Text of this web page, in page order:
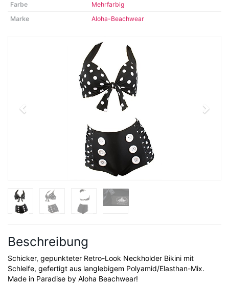
Farbe
Mehrfarbig
Marke
Aloha-Beachwear
Beschreibung
Schicker, gepunkteter Retro-Look Neckholder Bikini mit
Schleife, gefertigt aus langlebigem Polyamid/Elasthan-Mix.
Made in Paradise by Aloha Beachwear!